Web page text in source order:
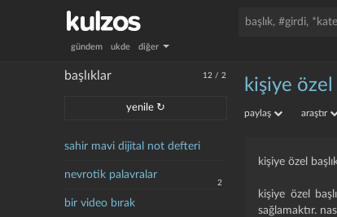
gündem ukde diğer
12 /2
başlıklar
yenile ↻
sahir mavi dijital not defteri
nevrotik palavralar
2
bir video bırak
kişiye özel
paylaş araştır
kişiye özel
kişiye özel
sağlamaktır.